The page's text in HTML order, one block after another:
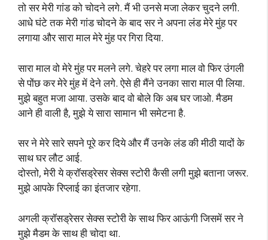
तो सर मेरी गांड को चोदने लगे. मैं भी उनसे मजा लेकर चुदने लगी.
आधे घंटे तक मेरी गांड चोदने के बाद सर ने अपना लंड मेरे मुंह पर
लगाया और सारा माल मेरे मुंह पर गिरा दिया.
सारा माल वो मेरे मुंह पर मलने लगे. चेहरे पर लगा माल वो फिर उंगली
से पोंछ कर मेरे मुंह में देने लगे. ऐसे ही मैंने उनका सारा माल पी लिया.
मुझे बहुत मजा आया. उसके बाद वो बोले कि अब घर जाओ. मैडम
आने ही वाली है, मुझे ये सारा सामान भी समेटना है.
सर ने मेरे सारे सपने पूरे कर दिये और मैं उनके लंड की मीठी यादों के
साथ घर लौट आई.
दोस्तो, मेरी ये क्रॉसड्रेसर सेक्स स्टोरी कैसी लगी मुझे बताना जरूर.
मुझे आपके रिप्लाई का इंतजार रहेगा.
अगली क्रॉसड्रेसर सेक्स स्टोरी के साथ फिर आऊंगी जिसमें सर ने
मुझे मैडम के साथ ही चोदा था.